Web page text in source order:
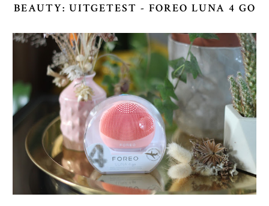
BEAUTY: UITGETEST - FOREO LUNA 4 GO